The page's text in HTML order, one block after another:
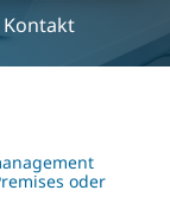
Kontakt
oder